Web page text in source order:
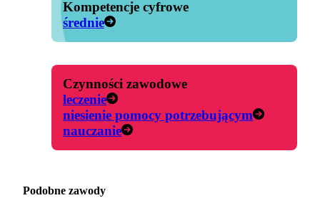
Kompetencje cyfrowe
średnie
Czynności zawodowe
leczenie
niesienie pomocy potrzebującym
nauczanie
Podobne zawody